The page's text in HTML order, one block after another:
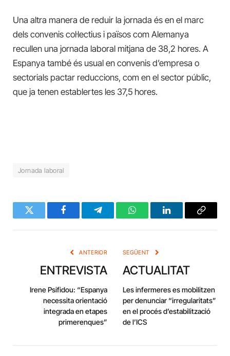
Una altra manera de reduir la jornada és en el marc
dels convenis col·lectius i països com Alemanya
recullen una jornada laboral mitjana de 38,2 hores. A
Espanya també és usual en convenis d’empresa o
sectorials pactar reduccions, com en el sector públic,
que ja tenen establertes les 37,5 hores.
Jornada laboral
Twitter FacebookTelegramWhatsAppLinkedInCopy
ANTERIOR
ENTREVISTA
Irene Psifidou: “Espanya
necessita orientació
integrada en etapes
primerenques”
SEGÜENT
ACTUALITAT
Les infermeres es mobilitzen
per denunciar “irregularitats”
en el procés d’estabilització
de l’ICS